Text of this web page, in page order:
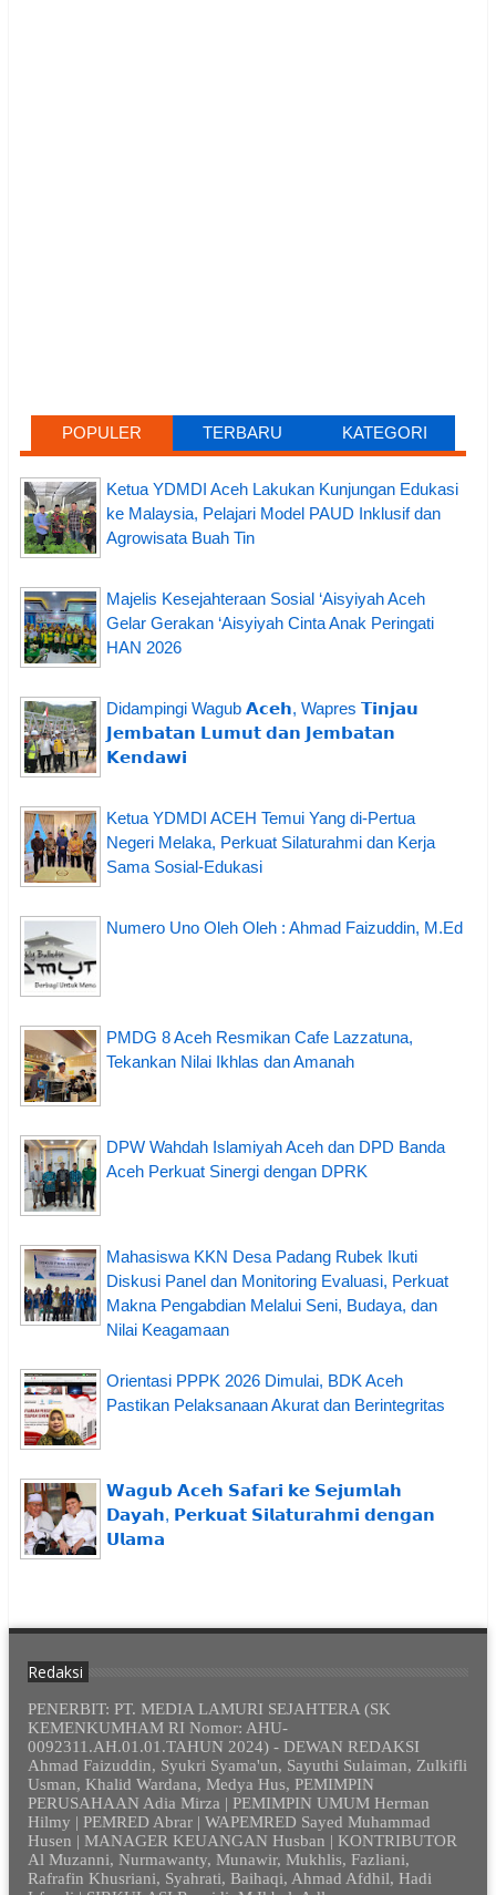
POPULER TERBARU KATEGORI
Ketua YDMDI Aceh Lakukan Kunjungan Edukasi
ke Malaysia, Pelajari Model PAUD Inklusif dan
Agrowisata Buah Tin
Majelis Kesejahteraan Sosial ‘Aisyiyah Aceh
Gelar Gerakan ‘Aisyiyah Cinta Anak Peringati
HAN 2026
Didampingi Wagub 𝗔𝗰𝗲𝗵, Wapres 𝗧𝗶𝗻𝗷𝗮𝘂
𝗝𝗲𝗺𝗯𝗮𝘁𝗮𝗻 𝗟𝘂𝗺𝘂𝘁 𝗱𝗮𝗻 𝗝𝗲𝗺𝗯𝗮𝘁𝗮𝗻
𝗞𝗲𝗻𝗱𝗮𝘄𝗶
Ketua YDMDI ACEH Temui Yang di-Pertua
Negeri Melaka, Perkuat Silaturahmi dan Kerja
Sama Sosial-Edukasi
Numero Uno Oleh Oleh : Ahmad Faizuddin, M.Ed
PMDG 8 Aceh Resmikan Cafe Lazzatuna,
Tekankan Nilai Ikhlas dan Amanah
DPW Wahdah Islamiyah Aceh dan DPD Banda
Aceh Perkuat Sinergi dengan DPRK
Mahasiswa KKN Desa Padang Rubek Ikuti
Diskusi Panel dan Monitoring Evaluasi, Perkuat
Makna Pengabdian Melalui Seni, Budaya, dan
Nilai Keagamaan
Orientasi PPPK 2026 Dimulai, BDK Aceh
Pastikan Pelaksanaan Akurat dan Berintegritas
𝗪𝗮𝗴𝘂𝗯 𝗔𝗰𝗲𝗵 𝗦𝗮𝗳𝗮𝗿𝗶 𝗸𝗲 𝗦𝗲𝗷𝘂𝗺𝗹𝗮𝗵
𝗗𝗮𝘆𝗮𝗵, 𝗣𝗲𝗿𝗸𝘂𝗮𝘁 𝗦𝗶𝗹𝗮𝘁𝘂𝗿𝗮𝗵𝗺𝗶 𝗱𝗲𝗻𝗴𝗮𝗻
𝗨𝗹𝗮𝗺𝗮
Redaksi
PENERBIT: PT. MEDIA LAMURI SEJAHTERA (SK
KEMENKUMHAM RI Nomor: AHU-
0092311.AH.01.01.TAHUN 2024) - DEWAN REDAKSI
Ahmad Faizuddin, Syukri Syama'un, Sayuthi Sulaiman, Zulkifli
Usman, Khalid Wardana, Medya Hus, PEMIMPIN
PERUSAHAAN Adia Mirza | PEMIMPIN UMUM Herman
Hilmy | PEMRED Abrar | WAPEMRED Sayed Muhammad
Husen | MANAGER KEUANGAN Husban | KONTRIBUTOR
Al Muzanni, Nurmawanty, Munawir, Mukhlis, Fazliani,
Rafrafin Khusriani, Syahrati, Baihaqi, Ahmad Afdhil, Hadi